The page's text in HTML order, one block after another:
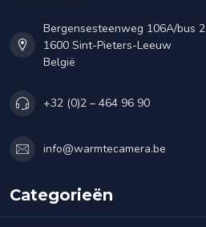
Bergensesteenweg 106A/bus 2
1600 Sint-Pieters-Leeuw
België
+32 (0)2 – 464 96 90
info@warmtecamera.be
Categorieën